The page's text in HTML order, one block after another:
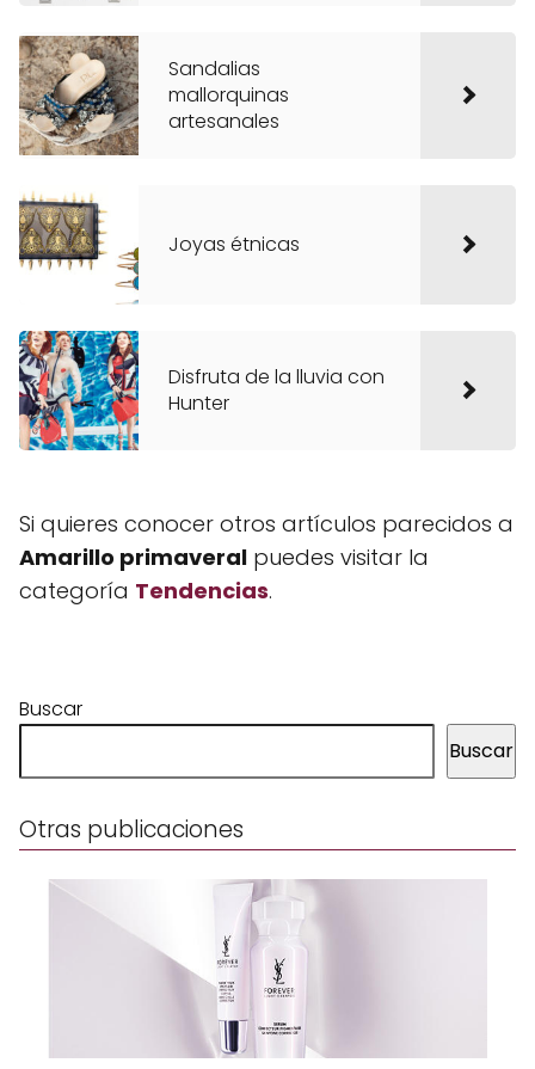
Sandalias
mallorquinas
artesanales
Joyas étnicas
Disfruta de la lluvia con
Hunter
Si quieres conocer otros artículos parecidos a
Amarillo primaveral puedes visitar la
categoría Tendencias.
Buscar
Buscar
Otras publicaciones